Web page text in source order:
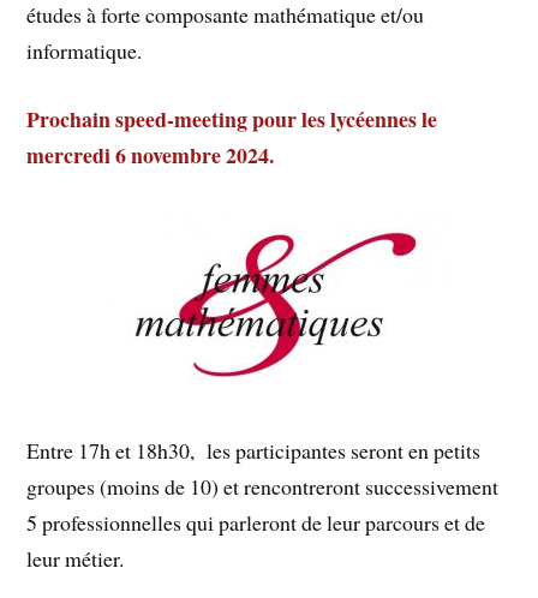
études à forte composante mathématique et/ou
informatique.
Prochain speed-meeting pour les lycéennes le
mercredi 6 novembre 2024.
Entre 17h et 18h30, les participantes seront en petits
groupes (moins de 10) et rencontreront successivement
5 professionnelles qui parleront de leur parcours et de
leur métier.